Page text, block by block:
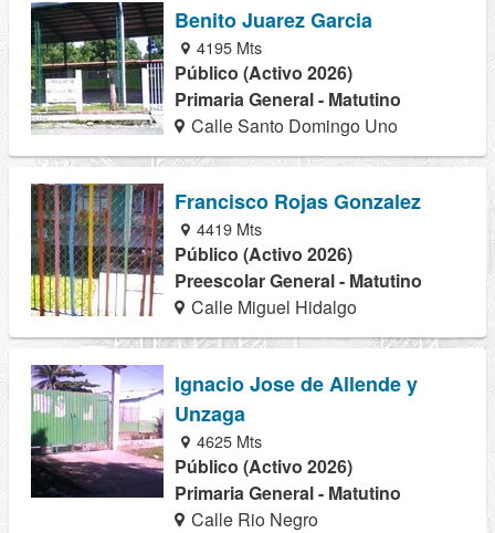
Benito Juarez Garcia
4195 Mts
Público (Activo 2026)
Primaria General - Matutino
Calle Santo Domingo Uno
Francisco Rojas Gonzalez
4419 Mts
Público (Activo 2026)
Preescolar General - Matutino
Calle Miguel Hidalgo
Ignacio Jose de Allende y
Unzaga
4625 Mts
Público (Activo 2026)
Primaria General - Matutino
Calle Rio Negro